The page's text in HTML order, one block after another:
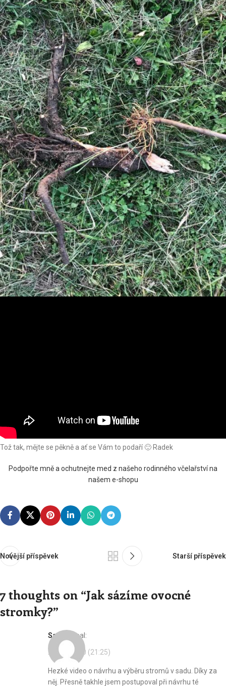
Tož tak, mějte se pěkně a ať se Vám to podaří 🙂 Radek
Podpořte mně a ochutnejte med z našeho rodinného včelařství na
našem e-shopu
Novější příspěvek Starší příspěvek
7 thoughts on “Jak sázíme ovocné
stromky?”
Sad napsal:
29. 11. 2020 (21:25)
Hezké video o návrhu a výběru stromů v sadu. Díky za
něj. Přesně takhle jsem postupoval při návrhu té